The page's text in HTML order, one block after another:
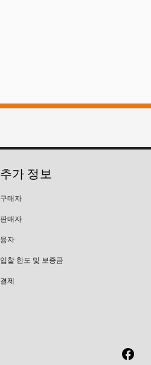
추가 정보
구매자
판매자
융자
입찰 한도 및 보증금
결제